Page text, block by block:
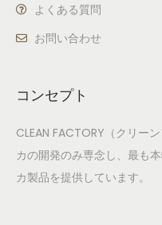
よくある質問
お問い合わせ
コンセプト
CLEAN FACTORY（クリー
カの開発のみ専念し、最も
カ製品を提供しています。